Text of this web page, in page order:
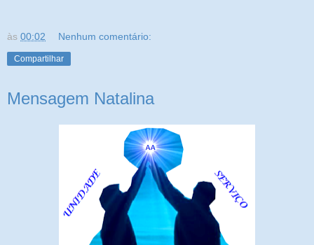
às 00:02 Nenhum comentário:
Compartilhar
Mensagem Natalina